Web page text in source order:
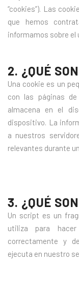
“cookies”). Las
que hemos
informamos sobre el
2. ¿QUÉ
Una cookie es un
con las páginas
almacena en el
dispositivo. La
a nuestros
relevantes durante
3. ¿QUÉ
Un script es un
utiliza para
correctamente y
ejecuta en nuestro